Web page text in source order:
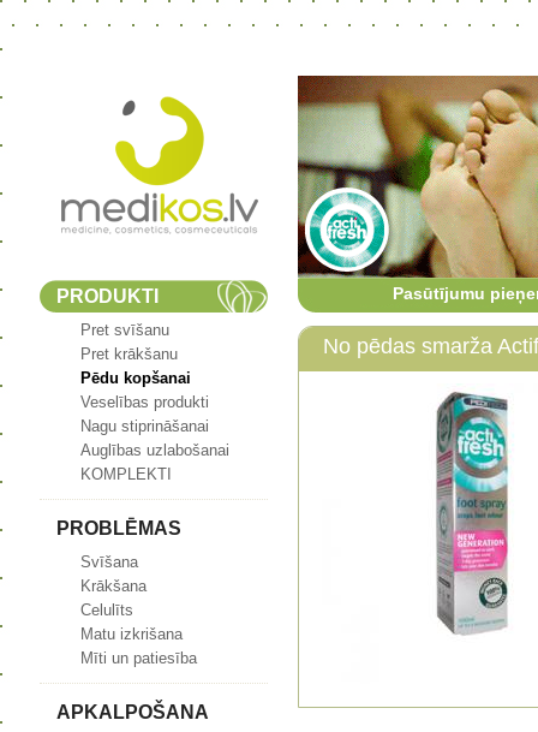
PRODUKTI
Pret svīšanu
Pret krākšanu
Pēdu kopšanai
Veselības produkti
Nagu stiprināšanai
Auglības uzlabošanai
KOMPLEKTI
PROBLĒMAS
Svīšana
Krākšana
Celulīts
Matu izkrišana
Mīti un patiesība
APKALPOŠANA
Pasūtījumu
No pēdas smarža